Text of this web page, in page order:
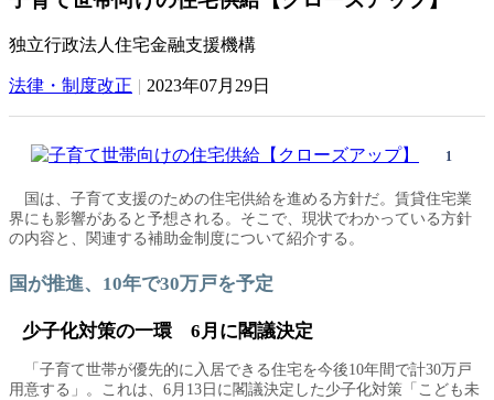
独立行政法人住宅金融支援機構
法律・制度改正 | 2023年07月29日
1
国は、子育て支援のための住宅供給を進める方針だ。賃貸住宅業
界にも影響があると予想される。そこで、現状でわかっている方針
の内容と、関連する補助金制度について紹介する。
国が推進、10年で30万戸を予定
少子化対策の一環 6月に閣議決定
「子育て世帯が優先的に入居できる住宅を今後10年間で計30万戸
用意する」。これは、6月13日に閣議決定した少子化対策「こども未